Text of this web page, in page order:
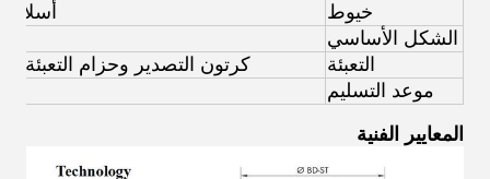
خيوط
أسلاك
الشكل الأساسي
التعبئة
كرتون التصدير وحزام التعبئة
موعد التسليم
المعايير الفنية